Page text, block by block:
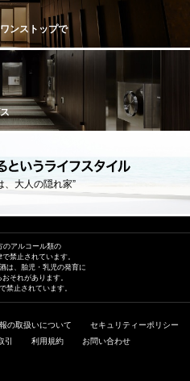
ワンストップで
、大人の隠れ家”
のアルコール類の
禁止されています。
は、胎児・乳児の発育に
それがあります。
禁止されています。
の取扱いについて
セキュリティーポリシー
引 利用規約 お問い合わせ